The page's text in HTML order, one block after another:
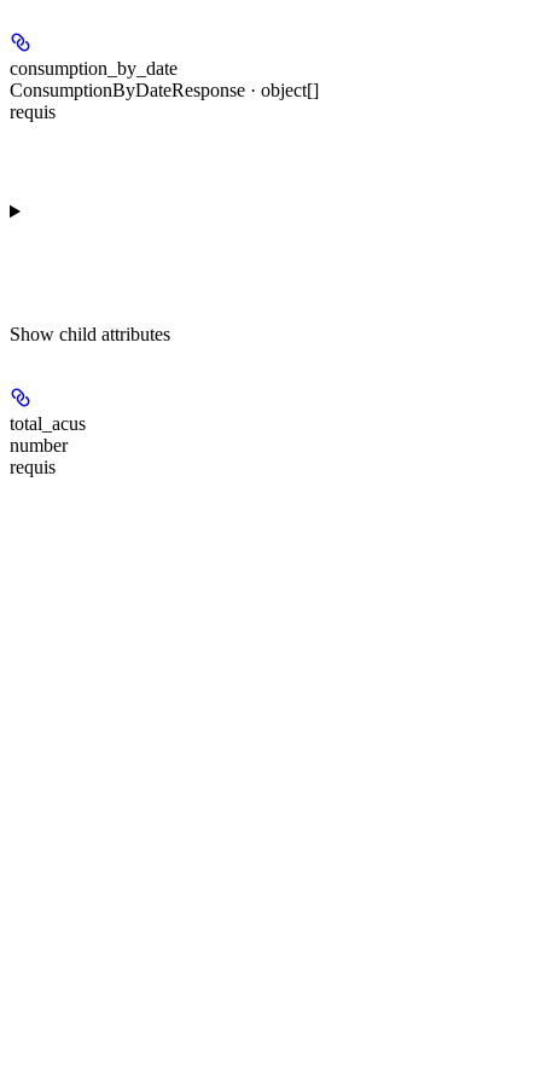
consumption_by_date
ConsumptionByDateResponse · object[]
requis
Show child attributes
total_acus
number
requis